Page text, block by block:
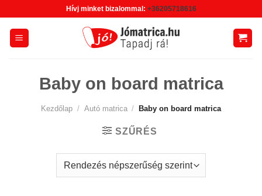
content
Hívj minket bizalommal: +36205718616
Baby on board matrica
Kezdőlap / Autó matrica / Baby on board matrica
SZŰRÉS